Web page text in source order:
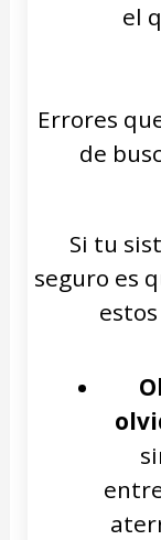
el
Errores
de
Si tu
seguro es